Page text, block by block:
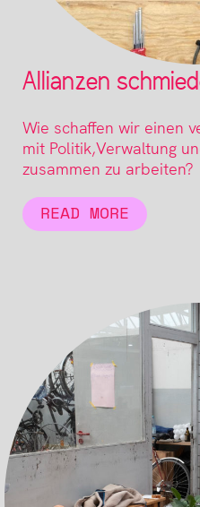
Allianzen
Wie schaffen wir einen
mit Politik,Verwaltung
zusammen zu arbeiten?
READ MORE